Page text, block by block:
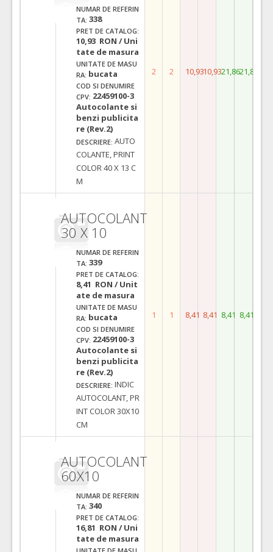
NUMAR DE REFERIN
TA: 338
PRET DE CATALOG:
10,93 RON / Uni
tate de masura
UNITATE DE MASU
RA: bucata
COD SI DENUMIRE
CPV: 22459100-3
Autocolante si
benzi publicita
re (Rev.2)
DESCRIERE: AUTO
COLANTE, PRINT
COLOR 40 X 13 C
M
2 2 10,9310,9321,8621,86
AUTOCOLANT
30 X 10
NUMAR DE REFERIN
TA: 339
PRET DE CATALOG:
8,41 RON / Unit
ate de masura
UNITATE DE MASU
RA: bucata
COD SI DENUMIRE
CPV: 22459100-3
Autocolante si
benzi publicita
re (Rev.2)
DESCRIERE: INDIC
AUTOCOLANT, PR
INT COLOR 30X10
CM
1 1 8,41 8,41 8,41 8,41
AUTOCOLANT
60X10
NUMAR DE REFERIN
TA: 340
PRET DE CATALOG:
16,81 RON / Uni
tate de masura